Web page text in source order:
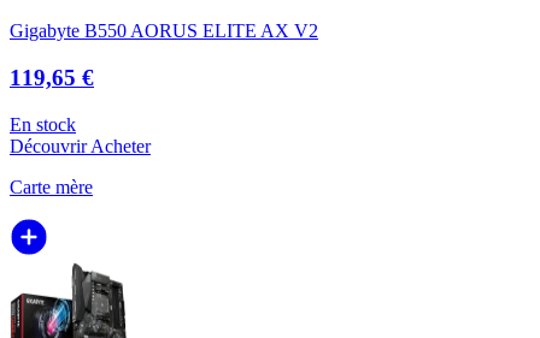
Gigabyte B550 AORUS ELITE AX V2
119,65 €
En stock
DécouvrirAcheter
Carte mère